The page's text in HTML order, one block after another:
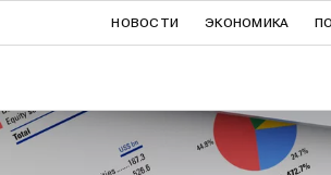
НОВОСТИ ЭКОНОМИКА